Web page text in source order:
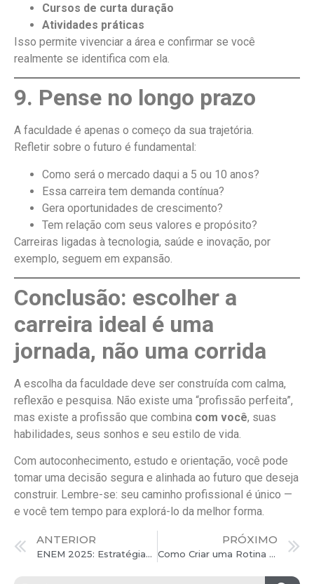
Cursos de curta duração
Atividades práticas
Isso permite vivenciar a área e confirmar se você
realmente se identifica com ela.
9. Pense no longo prazo
A faculdade é apenas o começo da sua trajetória.
Refletir sobre o futuro é fundamental:
Como será o mercado daqui a 5 ou 10 anos?
Essa carreira tem demanda contínua?
Gera oportunidades de crescimento?
Tem relação com seus valores e propósito?
Carreiras ligadas à tecnologia, saúde e inovação, por
exemplo, seguem em expansão.
Conclusão: escolher a
carreira ideal é uma
jornada, não uma corrida
A escolha da faculdade deve ser construída com calma,
reflexão e pesquisa. Não existe uma “profissão perfeita”,
mas existe a profissão que combina com você, suas
habilidades, seus sonhos e seu estilo de vida.
Com autoconhecimento, estudo e orientação, você pode
tomar uma decisão segura e alinhada ao futuro que deseja
construir. Lembre-se: seu caminho profissional é único —
e você tem tempo para explorá-lo da melhor forma.
ANTERIOR
ENEM 2025: Estratégias Inteligentes para Aumentar Sua Pontuação nas Principais Provas
PRÓXIMO
Como Criar uma Rotina de Estudos Eficiente e Manter o Foco no Dia a Dia Escolar